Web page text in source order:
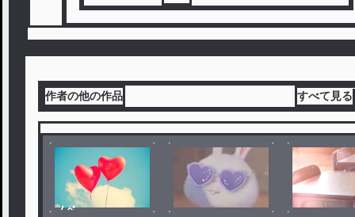
作者の他の作品 すべて見る
ノベ